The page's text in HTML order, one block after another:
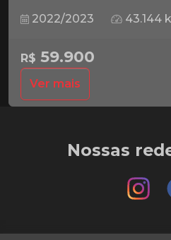
2022/2023 43.144
R$ 59.900
Ver mais
Nossas